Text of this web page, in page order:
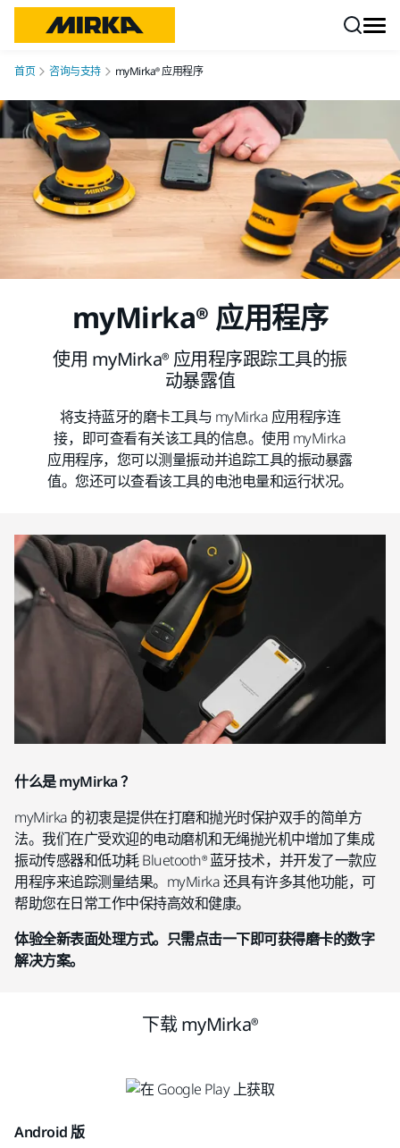
首页 咨询与支持 myMirka® 应用程序
myMirka® 应用程序
使用 myMirka® 应用程序跟踪工具的振
动暴露值
将支持蓝牙的磨卡工具与 myMirka 应用程序连
接，即可查看有关该工具的信息。使用 myMirka
应用程序，您可以测量振动并追踪工具的振动暴露
值。您还可以查看该工具的电池电量和运行状况。
什么是 myMirka ？
myMirka 的初衷是提供在打磨和抛光时保护双手的简单方
法。我们在广受欢迎的电动磨机和无绳抛光机中增加了集成
振动传感器和低功耗 Bluetooth® 蓝牙技术，并开发了一款应
用程序来追踪测量结果。myMirka 还具有许多其他功能，可
帮助您在日常工作中保持高效和健康。
体验全新表面处理方式。只需点击一下即可获得磨卡的数字
解决方案。
下载 myMirka®
Android 版